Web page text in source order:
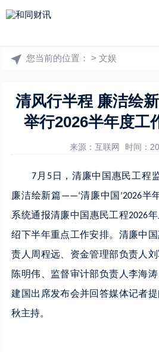
您当前的位置： >文娱
清风行半程 廉洁绘
举行2026半年度工
来源：互联网 时间：
7 月 5日，清廉中国惠民工程
廉洁绘新篇——‘清廉中国 ’2026半
系统通报清廉中国惠民工程2026
绍下半年重点工作安排。清廉中
责人周程远、资金管理部负责人
陈明伟、监督审计部负责人李海
建国出席发布会并回答媒体记者
秋主持。